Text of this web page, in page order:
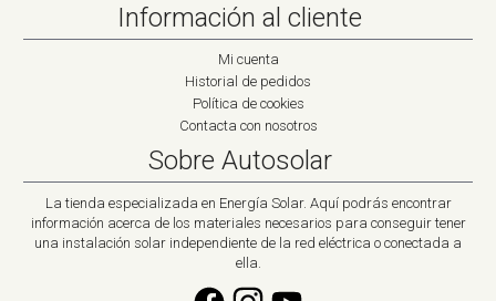
Información al cliente
Mi cuenta
Historial de pedidos
Política de cookies
Contacta con nosotros
Sobre Autosolar
La tienda especializada en Energía Solar. Aquí podrás encontrar
información acerca de los materiales necesarios para conseguir tener
una instalación solar independiente de la red eléctrica o conectada a
ella.